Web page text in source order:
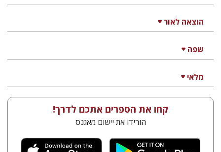
הוצאה לאור
שפה
מלאי
קחו את הספרים אתכם לדרך!
הורידו את יישום מאגנס